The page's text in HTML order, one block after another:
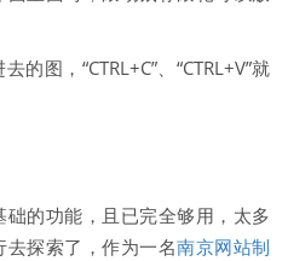
图，“CTRL+C”、“CTRL+V”就
的功能，且已完全够用，太多
探索了，作为一名南京网站制